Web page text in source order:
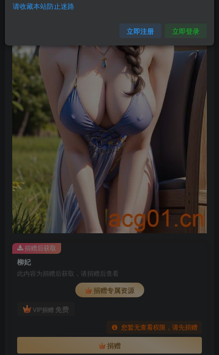
柳妃
此内容为捐赠后获取，请捐赠后查看
捐赠专属资源
VIP捐赠 免费
您暂无查看权限，请先捐赠
捐赠
捐赠后获取
请收藏本站防止迷路
立即注册 立即登录